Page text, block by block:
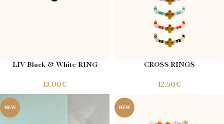
LIV Black & White RING
€
CROSS RINGS
€
NEW NEW